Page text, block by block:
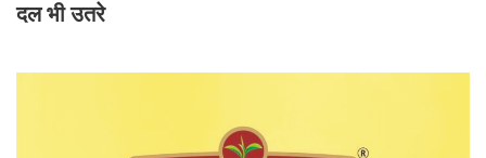
दल भी उतरे